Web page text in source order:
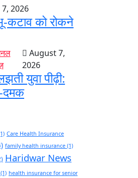
2026
कटाव को रोकने
August 7,
2026
युवा पीढ़ी:
दमक
Care Health Insurance
family health insurance (1)
Haridwar News
(1) health insurance for senior